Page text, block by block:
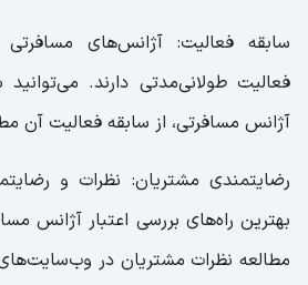
سابقه فعالیت: آژانس‌های مسافرتی
فعالیت طولانی‌مدتی دارند.
آژانس مسافرتی، از سابقه فعالیت آن
رضایتمندی مشتریان: نظرات و
بهترین راه‌های بررسی اعتبار آژانس
مطالعه نظرات مشتریان در